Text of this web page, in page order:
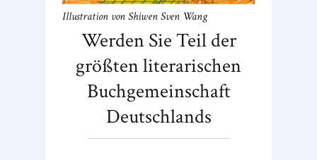
Werden Sie Teil der
größten literarischen
Buchgemeinschaft
Deutschlands
Illustration von Shiwen Sven Wang